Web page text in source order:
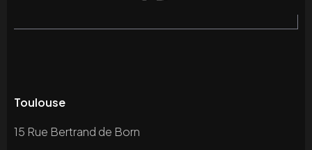
Toulouse
15 Rue Bertrand de Born